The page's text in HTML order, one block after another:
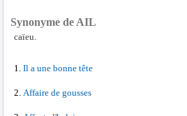
Synonyme de AIL
caïeu.
Il a une bonne tête
Affaire de gousses